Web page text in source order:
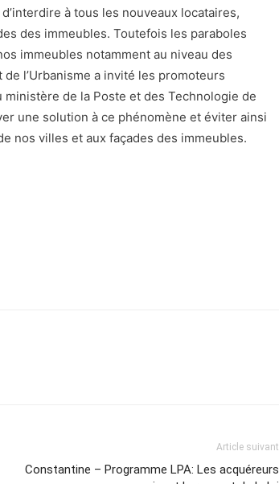
à tous les nouveaux locataires,
des immeubles. Toutefois les paraboles
immeubles notamment au niveau des
l’Urbanisme a invité les promoteurs
de la Poste et des Technologie de
une solution à ce phénomène et éviter ainsi
nos villes et aux façades des immeubles.
Article suivant
Constantine – Programme LPA: Les acquéreurs